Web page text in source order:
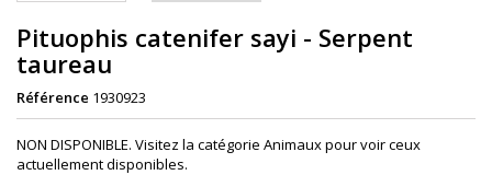
Pituophis catenifer sayi - Serpent
taureau
Référence 1930923
NON DISPONIBLE. Visitez la catégorie Animaux pour voir ceux
actuellement disponibles.